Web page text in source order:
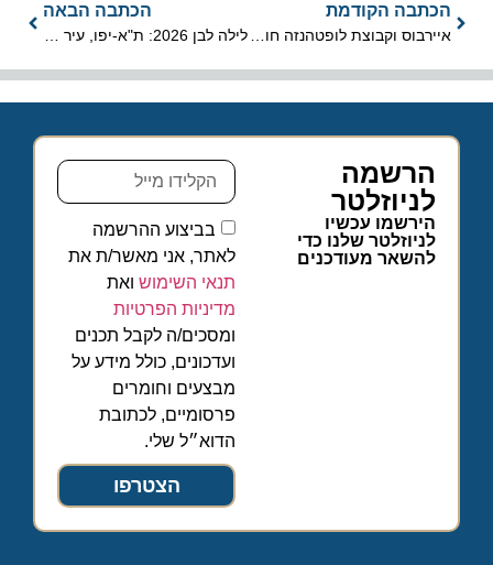
הכתבה הקודמת
איירבוס וקבוצת לופטהנזה חוגגות 50 שנות שותפות
הכתבה הבאה
לילה לבן 2026: ת"א-יפו, עיר אחת, לילה אחד, אינספור פעילויות
הרשמה
לניוזלטר
הירשמו עכשיו
לניוזלטר שלנו כדי
להשאר מעודכנים
בביצוע ההרשמה
לאתר, אני מאשר/ת את
תנאי השימוש ואת
מדיניות הפרטיות
ומסכים/ה לקבל תכנים
ועדכונים, כולל מידע על
מבצעים וחומרים
פרסומיים, לכתובת
הדוא״ל שלי.
הצטרפו